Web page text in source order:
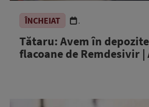
ÎNCHEIAT .
Tătaru: Avem în
flacoane de Remdesivir |